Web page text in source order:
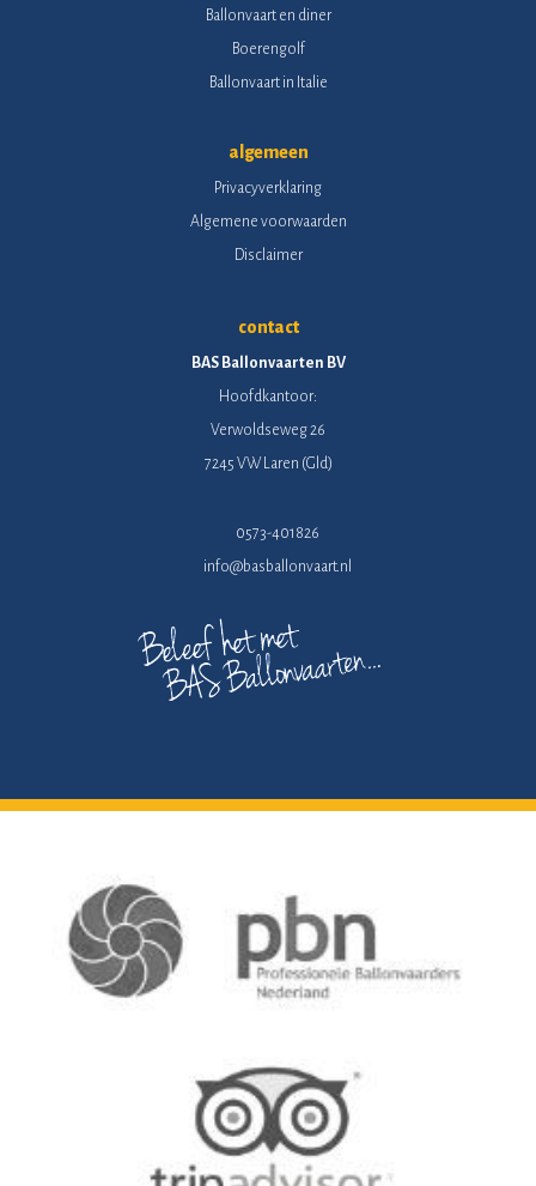
Ballonvaart en diner
Boerengolf
Ballonvaart in Italie
algemeen
Privacyverklaring
Algemene voorwaarden
Disclaimer
contact
BAS Ballonvaarten BV
Hoofdkantoor:
Verwoldseweg 26
7245 VW Laren (Gld)
0573-401826
info@basballonvaart.nl